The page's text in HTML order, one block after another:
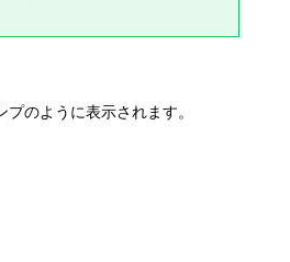
のように表示されます。